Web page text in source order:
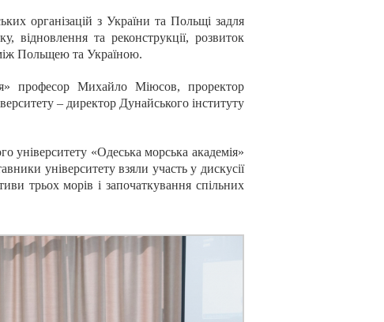
організацій з України та Польщі задля
відновлення та реконструкції, розвиток
між Польщею та Україною.
професор Михайло Міюсов, проректор
– директор Дунайського інституту
університету «Одеська морська академія»
університету взяли участь у дискусії
трьох морів і започаткування спільних